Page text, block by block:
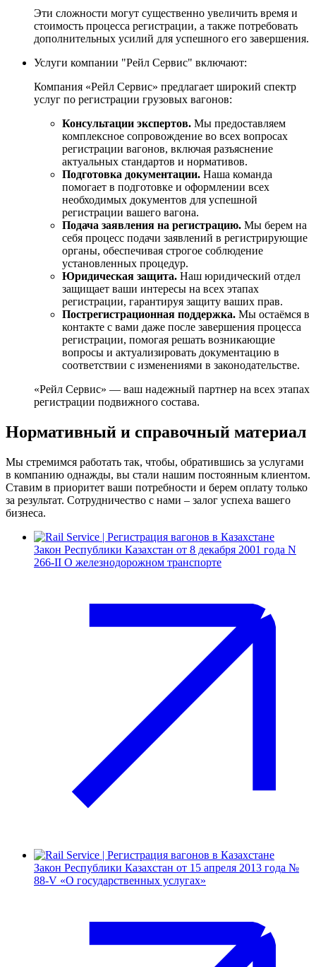
Эти сложности могут существенно увеличить время и
стоимость процесса регистрации, а также потребовать
дополнительных усилий для успешного его завершения.
Услуги компании "Рейл Сервис" включают:
Компания «Рейл Сервис» предлагает широкий спектр
услуг по регистрации грузовых вагонов:
Консультации экспертов. Мы предоставляем
комплексное сопровождение во всех вопросах
регистрации вагонов, включая разъяснение
актуальных стандартов и нормативов.
Подготовка документации. Наша команда
помогает в подготовке и оформлении всех
необходимых документов для успешной
регистрации вашего вагона.
Подача заявления на регистрацию. Мы берем на
себя процесс подачи заявлений в регистрирующие
органы, обеспечивая строгое соблюдение
установленных процедур.
Юридическая защита. Наш юридический отдел
защищает ваши интересы на всех этапах
регистрации, гарантируя защиту ваших прав.
Пострегистрационная поддержка. Мы остаёмся в
контакте с вами даже после завершения процесса
регистрации, помогая решать возникающие
вопросы и актуализировать документацию в
соответствии с изменениями в законодательстве.
«Рейл Сервис» — ваш надежный партнер на всех этапах
регистрации подвижного состава.
Нормативный и справочный материал
Мы стремимся работать так, чтобы, обратившись за услугами
в компанию однажды, вы стали нашим постоянным клиентом.
Ставим в приоритет ваши потребности и берем оплату только
за результат. Сотрудничество с нами – залог успеха вашего
бизнеса.
Закон Республики Казахстан от 8 декабря 2001 года N
266-II О железнодорожном транспорте
Закон Республики Казахстан от 15 апреля 2013 года №
88-V «О государственных услугах»